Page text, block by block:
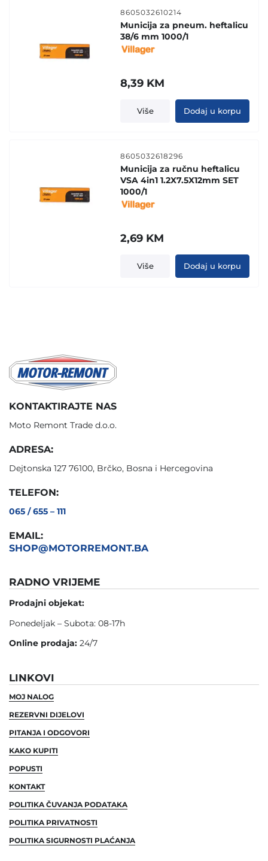
8605032610214
Municija za pneum. heftalicu
38/6 mm 1000/1
8,39 KM
Više Dodaj u korpu
8605032618296
Municija za ručnu heftalicu
VSA 4in1 1.2X7.5X12mm SET
1000/1
2,69 KM
Više Dodaj u korpu
KONTAKTIRAJTE NAS
Moto Remont Trade d.o.o.
ADRESA:
Dejtonska 127 76100, Brčko, Bosna i Hercegovina
TELEFON:
065 / 655 – 111
EMAIL:
SHOP@MOTORREMONT.BA
RADNO VRIJEME
Prodajni objekat:
Ponedeljak – Subota: 08-17h
Online prodaja: 24/7
LINKOVI
MOJ NALOG
REZERVNI DIJELOVI
PITANJA I ODGOVORI
KAKO KUPITI
POPUSTI
KONTAKT
POLITIKA ČUVANJA PODATAKA
POLITIKA PRIVATNOSTI
POLITIKA SIGURNOSTI PLAĆANJA